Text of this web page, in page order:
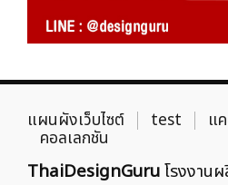
แผนผังเว็บไซต์ test แ
คอลเลกชัน
ThaiDesignGuruโรงงาน